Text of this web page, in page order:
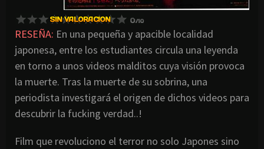
RESEÑA: En una pequeña y apacible localidad
japonesa, entre los estudiantes circula una leyenda
en torno a unos videos malditos cuya visión provoca
la muerte. Tras la muerte de su sobrina, una
periodista investigará el origen de dichos videos para
descubrir la fucking verdad..!
Film que revoluciono el terror no solo Japones sino